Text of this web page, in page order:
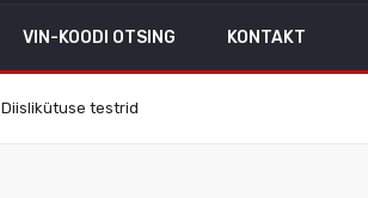
VIN-KOODI OTSING KONTAKT
Diislikütuse testrid